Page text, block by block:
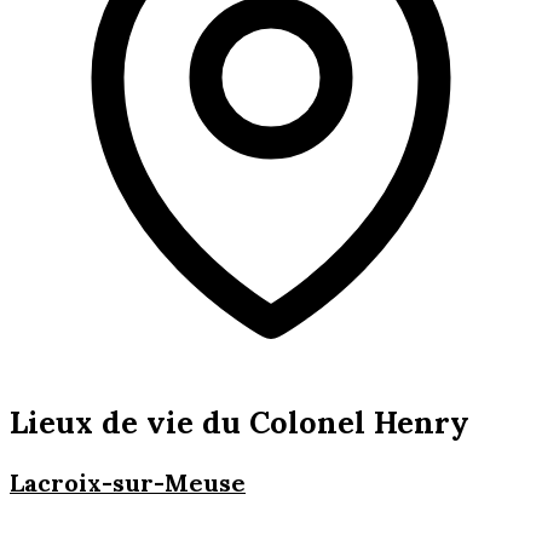
Lieux de vie du Colonel Henry
Lacroix-sur-Meuse